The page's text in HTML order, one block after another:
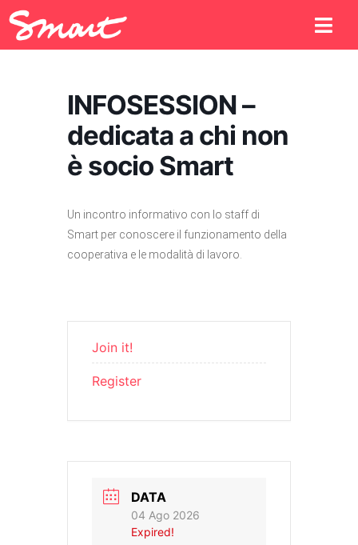
INFOSESSION –
dedicata a chi non
è socio Smart
Un incontro informativo con lo staff di
Smart per conoscere il funzionamento della
cooperativa e le modalità di lavoro.
Join it!
Register
DATA
04 Ago 2026
Expired!